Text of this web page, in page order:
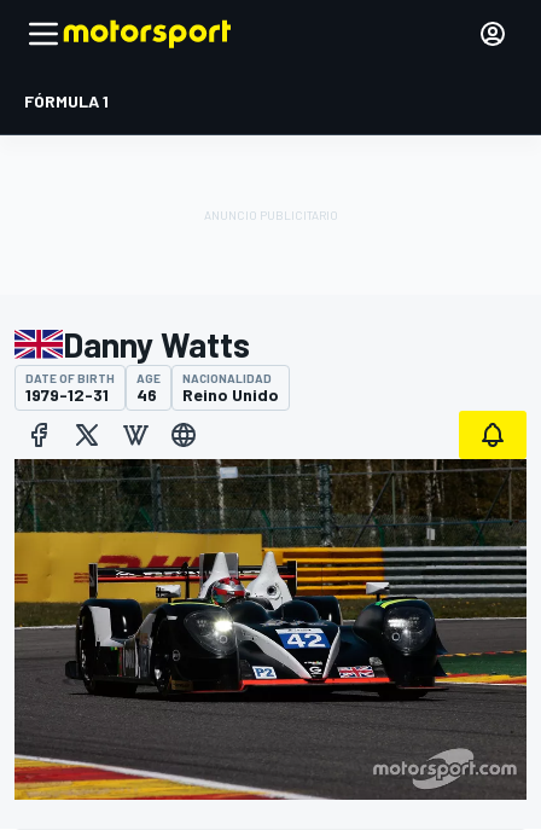
FÓRMULA 1
Danny Watts
DATE OF BIRTH
1979-12-31
AGE
46
NACIONALIDAD
Reino Unido